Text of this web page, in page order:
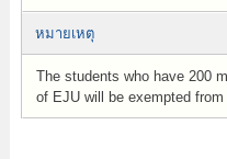
หมายเหตุ
The students who have 200
of EJU will be exempted